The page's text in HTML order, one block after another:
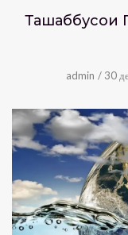
admin / 30